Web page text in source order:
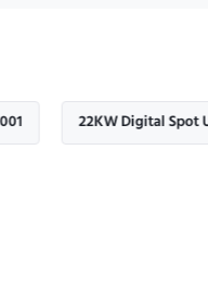
22KW Digital Spot Uv Coater